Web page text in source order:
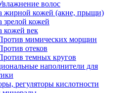
волос
жирной кожей (акне, прыщи)
зрелой кожей
кожей век
мимических морщин
отеков
темных кругов
наполнители для
регуляторы кислотности